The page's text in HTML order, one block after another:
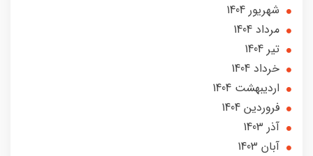
شهریور 1404
مرداد 1404
تير 1404
خرداد 1404
ارديبهشت 1404
فروردین 1404
آذر 1403
آبان 1403